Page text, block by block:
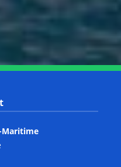
page Youtube
Maritime